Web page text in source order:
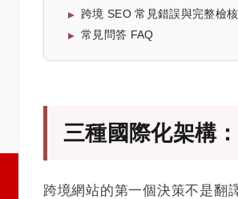
跨境 SEO 常見錯誤與完整檢
常見問答 FAQ
三種國際化架構
跨境網站的第一個決策不是翻